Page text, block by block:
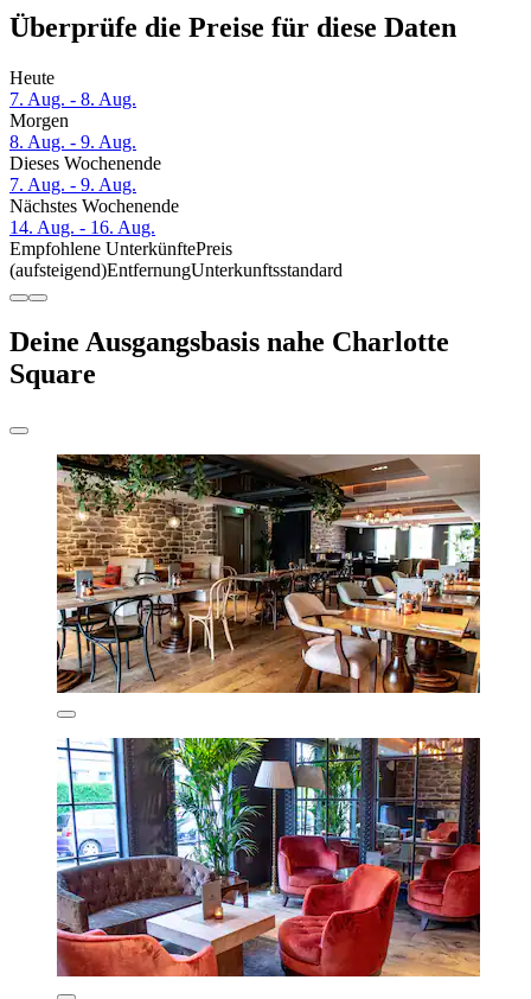
Überprüfe die Preise für diese Daten
Heute
7. Aug. - 8. Aug.
Morgen
8. Aug. - 9. Aug.
Dieses Wochenende
7. Aug. - 9. Aug.
Nächstes Wochenende
14. Aug. - 16. Aug.
Empfohlene UnterkünftePreis
(aufsteigend)EntfernungUnterkunftsstandard
Deine Ausgangsbasis nahe Charlotte
Square